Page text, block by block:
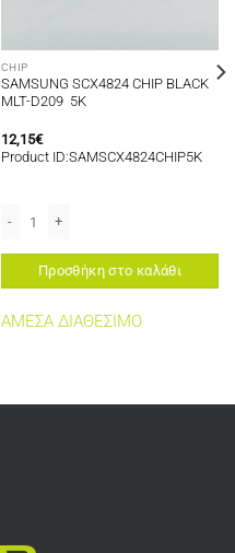
CHIP
SAMSUNG SCX4824 CHIP BLACK
MLT-D209 5K
12,15€
Product ID:SAMSCX4824CHIP5K
Προσθήκη στο καλάθι
ΑΜΕΣΑ ΔΙΑΘΕΣΙΜΟ